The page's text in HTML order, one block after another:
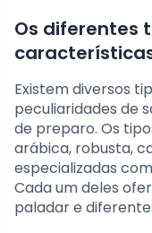
Os diferentes
Existem diversos
peculiaridades de
de preparo. Os
arábica, robusta,
especializadas
Cada um deles
paladar e